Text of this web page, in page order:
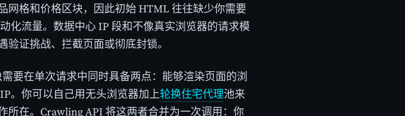
网格和价格区块，因此初始 HTML 往往缺少你需要
化流量。数据中心 IP 段和不像真实浏览器的请求模
证挑战、拦截页面或彻底封锁。
要在单次请求中同时具备两点：能够渲染页面的浏
。你可以自己用无头浏览器加上轮换住宅代理池来
所在。Crawling API 将这两者合并为一次调用：你